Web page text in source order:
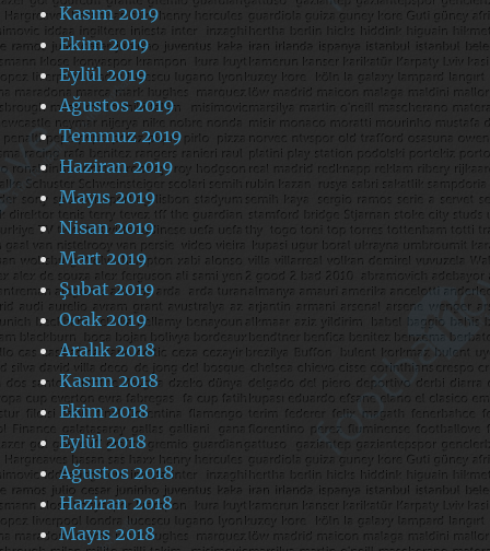
Kasım 2019
Ekim 2019
Eylül 2019
Ağustos 2019
Temmuz 2019
Haziran 2019
Mayıs 2019
Nisan 2019
Mart 2019
Şubat 2019
Ocak 2019
Aralık 2018
Kasım 2018
Ekim 2018
Eylül 2018
Ağustos 2018
Haziran 2018
Mayıs 2018